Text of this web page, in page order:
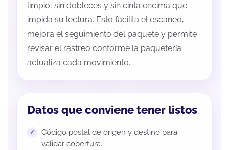
limpio, sin dobleces y sin cinta encima que
impida su lectura. Esto facilita el escaneo,
mejora el seguimiento del paquete y permite
revisar el rastreo conforme la paquetería
actualiza cada movimiento.
Datos que conviene tener listos
Código postal de origen y destino para
validar cobertura.